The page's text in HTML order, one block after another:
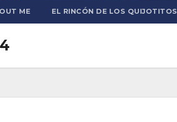
ME EL RINCÓN DE LOS QUIJOTITOS